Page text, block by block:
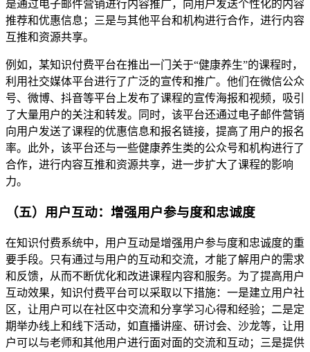
是通过电子邮件营销进行内容推广，向用户发送个性化的内容
推荐和优惠信息；三是与其他平台和机构进行合作，进行内容
互推和资源共享。
例如，某知识付费平台在推出一门关于“健康养生”的课程时，
利用社交媒体平台进行了广泛的宣传和推广。他们在微信公众
号、微博、抖音等平台上发布了课程的宣传海报和视频，吸引
了大量用户的关注和转发。同时，该平台还通过电子邮件营销
向用户发送了课程的优惠信息和报名链接，提高了用户的报名
率。此外，该平台还与一些健康养生类的公众号和机构进行了
合作，进行内容互推和资源共享，进一步扩大了课程的影响
力。
（五）用户互动：增强用户参与度和忠诚度
在知识付费系统中，用户互动是增强用户参与度和忠诚度的重
要手段。只有通过与用户的互动和交流，才能了解用户的需求
和反馈，从而不断优化和改进课程内容和服务。为了提高用户
互动效果，知识付费平台可以采取以下措施：一是建立用户社
区，让用户可以在社区中交流和分享学习心得和经验；二是定
期举办线上和线下活动，如直播讲座、研讨会、沙龙等，让用
户可以与老师和其他用户进行面对面的交流和互动；三是提供